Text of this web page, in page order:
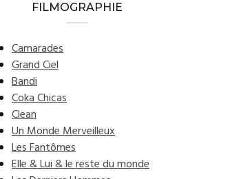
FILMOGRAPHIE
Camarades
Grand Ciel
Bandi
Coka Chicas
Clean
Un Monde Merveilleux
Les Fantômes
Elle & Lui & le reste du monde